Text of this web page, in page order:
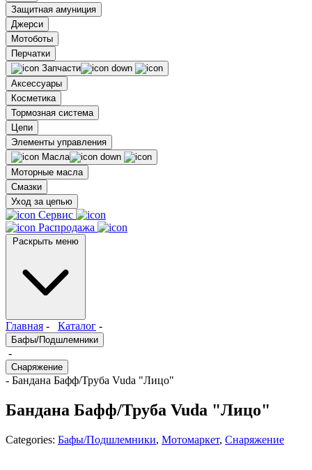
Защитная амуниция
Джерси
Мотоботы
Перчатки
Запчасти
Аксессуары
Косметика
Тормозная система
Цепи
Элементы управления
Масла
Моторные масла
Смазки
Уход за цепью
Сервис
Распродажа
Главная - Каталог -
Бафы/Подшлемники
-
Снаряжение
- Бандана Бафф/Труба Vuda "Лицо"
Бандана Бафф/Труба Vuda "Лицо"
Categories: Бафы/Подшлемники, Мотомаркет, Снаряжение